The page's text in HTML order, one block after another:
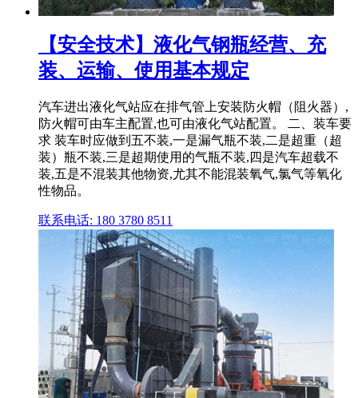
【安全技术】液化气钢瓶经营、充
装、运输、使用基本规定
汽车进出液化气站应在排气管上安装防火帽（阻火器）,
防火帽可由车主配置,也可由液化气站配置。 二、装车要
求 装车时应做到五不装,一是漏气瓶不装,二是超重（超
装）瓶不装,三是超期使用的气瓶不装,四是汽车超载不
装,五是不混装其他物资,尤其不能混装氧气,氯气等氧化
性物品。
联系电话: 180 3780 8511